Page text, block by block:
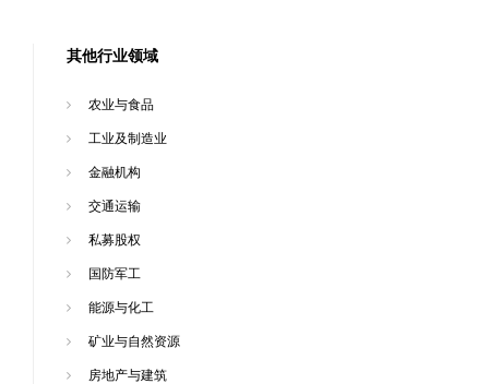
其他行业领域
农业与食品
工业及制造业
金融机构
交通运输
私募股权
国防军工
能源与化工
矿业与自然资源
房地产与建筑